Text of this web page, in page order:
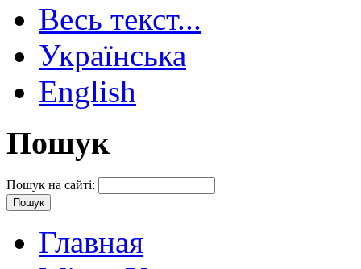
Весь текст...
Українська
English
Пошук
Пошук на сайті:
Главная